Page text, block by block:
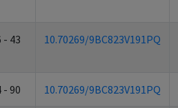
- 43 10.70269/9BC823V191PQ
- 90 10.70269/9BC823V191PQ